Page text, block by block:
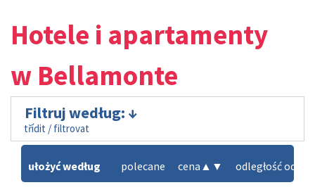
Hotele i apartamenty
w Bellamonte
Filtruj według:
třídit / filtrovat
ułożyć według polecane cena ▲ ▼ odległość od